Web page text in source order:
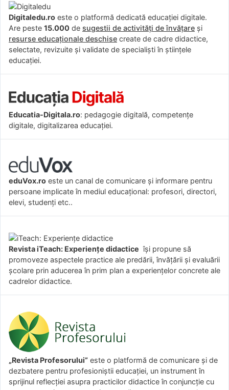
Digitaledu.ro este o platformă dedicată educației digitale.
Are peste 15.000 de sugestii de activități de învățare și
resurse educaționale deschise create de cadre didactice,
selectate, revizuite și validate de specialiști în științele
educației.
Educatia-Digitala.ro: pedagogie digitală, competențe
digitale, digitalizarea educației.
eduVox.ro este un canal de comunicare și informare pentru
persoane implicate în mediul educațional: profesori, directori,
elevi, studenți etc..
Revista iTeach: Experienţe didactice îşi propune să
promoveze aspectele practice ale predării, învăţării şi evaluării
şcolare prin aducerea în prim plan a experienţelor concrete ale
cadrelor didactice.
„Revista Profesorului” este o platformă de comunicare și de
dezbatere pentru profesioniștii educației, un instrument în
sprijinul reflecției asupra practicilor didactice în conjuncție cu